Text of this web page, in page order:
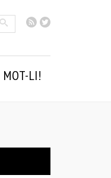
RSSTwitter
Cercar
MOT-LI!